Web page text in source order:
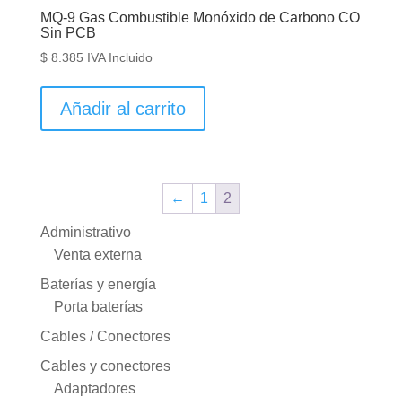
MQ-9 Gas Combustible Monóxido de Carbono CO
Sin PCB
$8.385 IVA Incluido
Añadir al carrito
← 1 2
Administrativo
Venta externa
Baterías y energía
Porta baterías
Cables / Conectores
Cables y conectores
Adaptadores